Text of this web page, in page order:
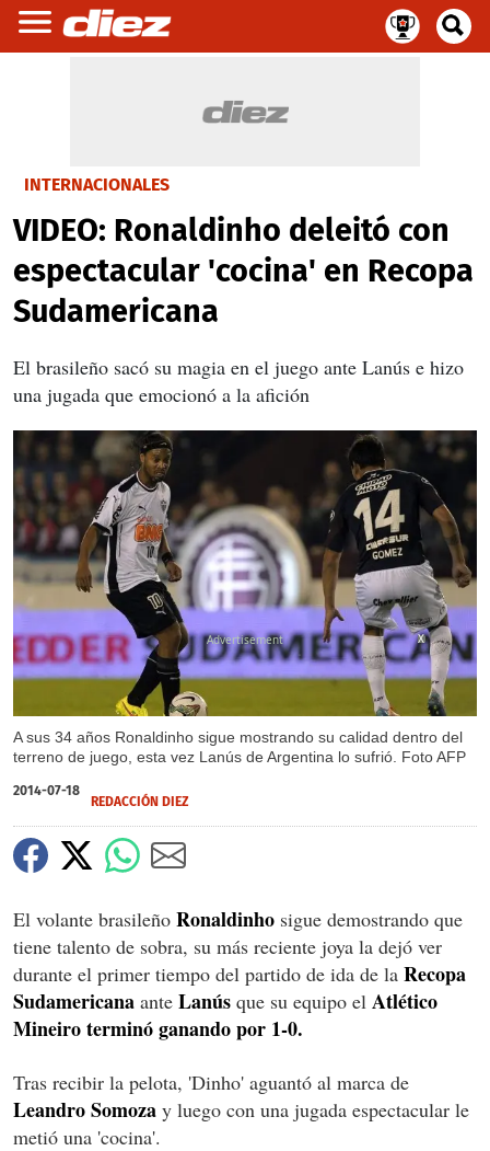
INTERNACIONALES
VIDEO: Ronaldinho deleitó con
espectacular 'cocina' en Recopa
Sudamericana
El brasileño sacó su magia en el juego ante Lanús e hizo
una jugada que emocionó a la afición
A sus 34 años Ronaldinho sigue mostrando su calidad dentro del
terreno de juego, esta vez Lanús de Argentina lo sufrió. Foto AFP
X
2014-07-18
REDACCIÓN DIEZ
El volante brasileño Ronaldinho sigue demostrando que
tiene talento de sobra, su más reciente joya la dejó ver
durante el primer tiempo del partido de ida de la Recopa
Sudamericana ante Lanús que su equipo el Atlético
Mineiro terminó ganando por 1-0.
Tras recibir la pelota, 'Dinho' aguantó al marca de
Leandro Somoza y luego con una jugada espectacular le
metió una 'cocina'.